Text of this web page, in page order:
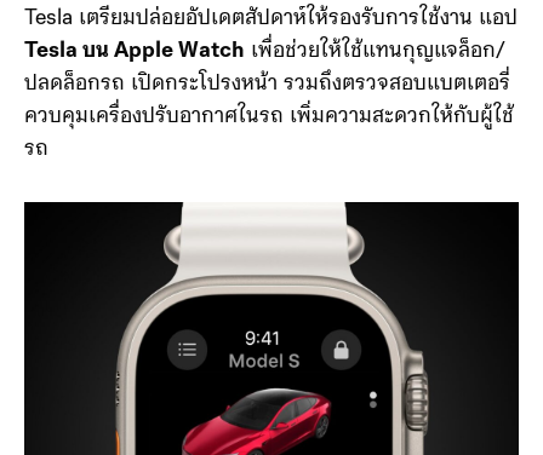
Tesla เตรียมปล่อยอัปเดตสัปดาห์ให้รองรับการใช้งาน แอป
Tesla บน Apple Watch เพื่อช่วยให้ใช้แทนกุญแจล็อก/
ปลดล็อกรถ เปิดกระโปรงหน้า รวมถึงตรวจสอบแบตเตอรี่
ควบคุมเครื่องปรับอากาศในรถ เพิ่มความสะดวกให้กับผู้ใช้
รถ